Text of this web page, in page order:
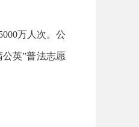
万人次。公
英”普法志愿